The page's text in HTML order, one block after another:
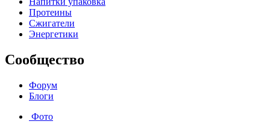
Протеины
Сжигатели
Энергетики
Сообщество
Форум
Блоги
Фото